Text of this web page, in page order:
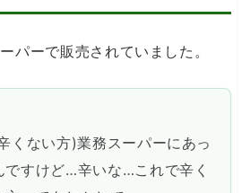
パーで販売されていました。
くない方)業務スーパーにあっ
ですけど…辛いな…これで辛く